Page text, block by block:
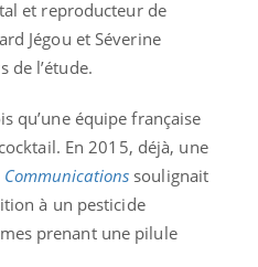
et reproducteur de
Jégou et Séverine
de l’étude.
qu’une équipe française
En 2015, déjà, une
soulignait
à un pesticide
prenant une pilule